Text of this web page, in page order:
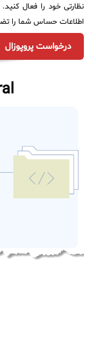
نظارتی خود را فعال
اطلاعات حساس شما را
درخواست پروپوزال